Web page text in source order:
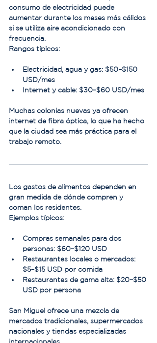
consumo de electricidad puede
aumentar durante los meses más cálidos
si se utiliza aire acondicionado con
frecuencia.
Rangos típicos:
Electricidad, agua y gas: $50–$150
USD/mes
Internet y cable: $30–$60 USD/mes
Muchas colonias nuevas ya ofrecen
internet de fibra óptica, lo que ha hecho
que la ciudad sea más práctica para el
trabajo remoto.
Los gastos de alimentos dependen en
gran medida de dónde compren y
coman los residentes.
Ejemplos típicos:
Compras semanales para dos
personas: $60–$120 USD
Restaurantes locales o mercados:
$5–$15 USD por comida
Restaurantes de gama alta: $20–$50
USD por persona
San Miguel ofrece una mezcla de
mercados tradicionales, supermercados
nacionales y tiendas especializadas
internacionales.